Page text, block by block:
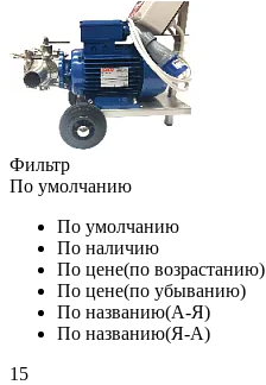
Фильтр
По умолчанию
По умолчанию
По наличию
По цене(по возрастанию)
По цене(по убыванию)
По названию(А-Я)
По названию(Я-А)
15